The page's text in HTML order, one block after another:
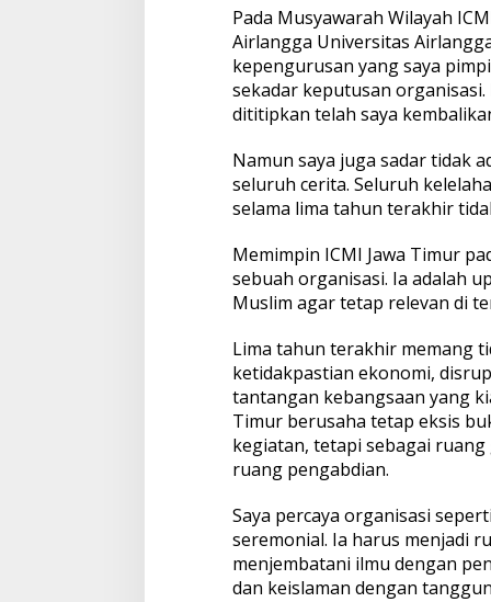
Pada Musyawarah Wilayah
Airlangga Universitas
kepengurusan yang saya
sekadar keputusan
dititipkan telah saya
Namun saya juga sadar tidak
seluruh cerita. Seluruh
selama lima tahun terakhir
Memimpin ICMI Jawa Timur
sebuah organisasi. Ia adalah
Muslim agar tetap relevan di
Lima tahun terakhir memang
ketidakpastian ekonomi,
tantangan kebangsaan yang
Timur berusaha tetap eksis
kegiatan, tetapi sebagai
ruang pengabdian.
Saya percaya organisasi
seremonial. Ia harus menjadi
menjembatani ilmu dengan
dan keislaman dengan